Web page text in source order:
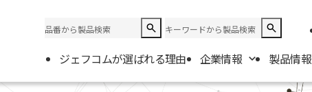
ジェフコムが選ばれる理由 企業情報 製品情報